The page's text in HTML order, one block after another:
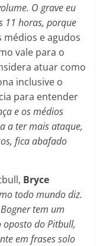
O grave eu
11 horas, porque
médios e agudos
vale para o
atuar como
inclusive o
para entender
e os médios
a ter mais ataque,
fica abafado
Bryce
todo mundo diz.
tem um
oposto do Pitbull,
em frases solo